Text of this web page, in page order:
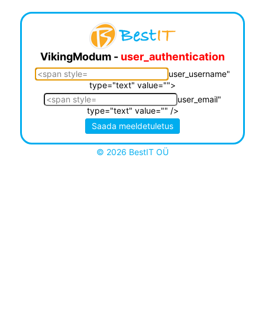
VikingModum - user_authentication
user_username"
type="text" value="">
user_email"
type="text" value="" />
© 2026 BestIT OÜ